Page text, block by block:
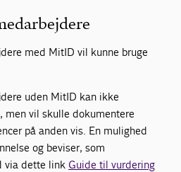
med MitID vil kunne bruge
uden MitID kan ikke
men vil skulle dokumentere
på anden vis. En mulighed
og beviser, som
via dette link Guide til vurdering